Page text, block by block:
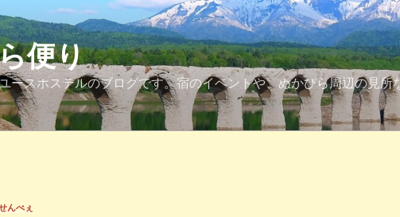
便り
ースホステルのブログです。宿のイベントや、ぬかびら周辺の見所
んべぇ